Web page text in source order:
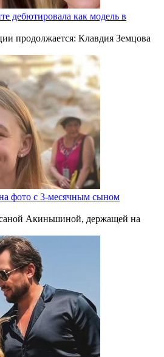
дебютировала как модель в
продолжается: Клавдия Земцова
фото с 3-месячным сыном
Акиньшиной, держащей на